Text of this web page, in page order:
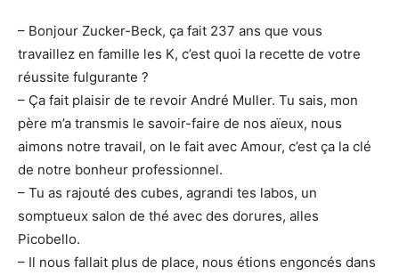
– Bonjour Zucker-Beck, ça fait 237 ans que vous
travaillez en famille les K, c’est quoi la recette de votre
réussite fulgurante ?
– Ça fait plaisir de te revoir André Muller. Tu sais, mon
père m’a transmis le savoir-faire de nos aïeux, nous
aimons notre travail, on le fait avec Amour, c’est ça la clé
de notre bonheur professionnel.
– Tu as rajouté des cubes, agrandi tes labos, un
somptueux salon de thé avec des dorures, alles
Picobello.
– Il nous fallait plus de place, nous étions engoncés dans